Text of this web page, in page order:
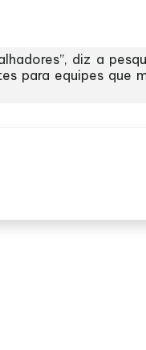
diz a
para equipes que